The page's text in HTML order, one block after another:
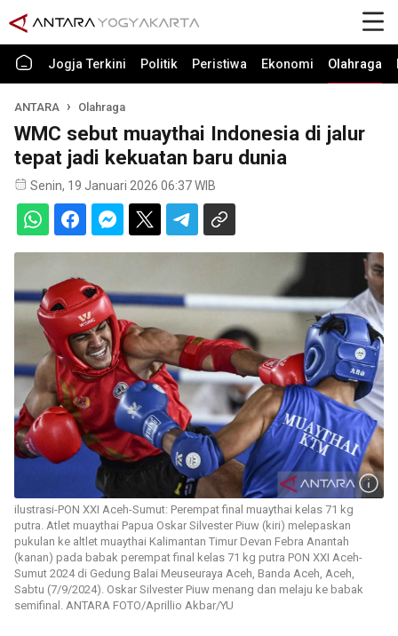
Jogja Terkini Politik Peristiwa Ekonomi Olahraga
ANTARA Olahraga
WMC sebut muaythai Indonesia di jalur
tepat jadi kekuatan baru dunia
Senin, 19 Januari 2026 06:37 WIB
ilustrasi-PON XXI Aceh-Sumut: Perempat final muaythai kelas 71 kg
putra. Atlet muaythai Papua Oskar Silvester Piuw (kiri) melepaskan
pukulan ke altlet muaythai Kalimantan Timur Devan Febra Anantah
(kanan) pada babak perempat final kelas 71 kg putra PON XXI Aceh-
Sumut 2024 di Gedung Balai Meuseuraya Aceh, Banda Aceh, Aceh,
Sabtu (7/9/2024). Oskar Silvester Piuw menang dan melaju ke babak
semifinal. ANTARA FOTO/Aprillio Akbar/YU